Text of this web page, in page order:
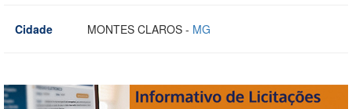
Cidade MONTES CLAROS - MG